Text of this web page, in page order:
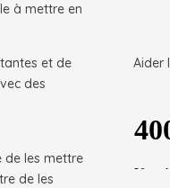
à mettre en
et de
des
de les mettre
de les
Aider